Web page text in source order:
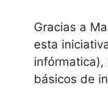
Gracias a
esta
infórmatica),
básicos de